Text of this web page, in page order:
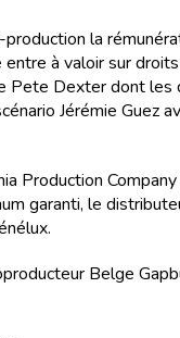
la
à valoir sur droits
Pete Dexter dont les
Jérémie Guez
Production Company
garanti, le
Belge